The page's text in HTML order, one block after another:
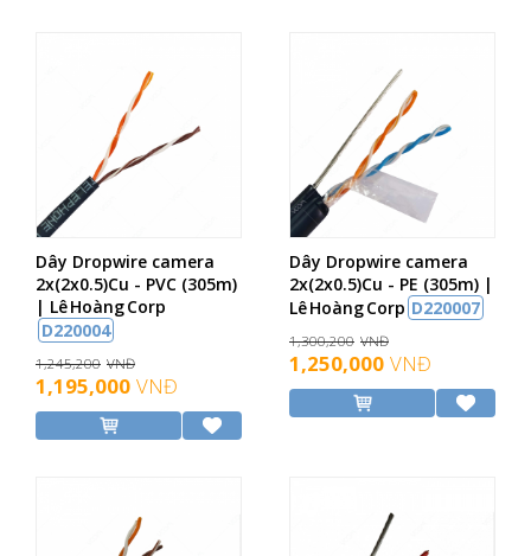
Dây Dropwire camera
2x(2x0.5)Cu - PVC (305m)
| Lê Hoàng Corp
D220004
1,245,200 VNĐ
1,195,000 VNĐ
Dây Dropwire camera
2x(2x0.5)Cu - PE (305m) |
Lê Hoàng Corp D220007
1,300,200 VNĐ
1,250,000 VNĐ